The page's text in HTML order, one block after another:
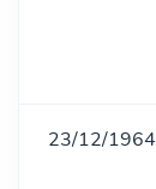
23/12/1964